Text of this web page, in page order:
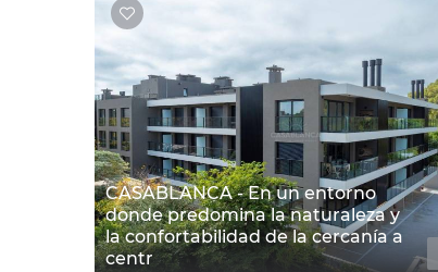
CASABLANCA - En un entorno
donde predomina la naturaleza y
la confortabilidad de la cercanía a
centr